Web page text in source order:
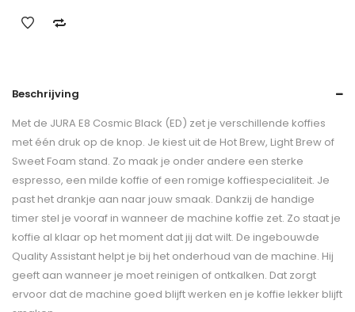
Beschrijving
Met de JURA E8 Cosmic Black (ED) zet je verschillende koffies
met één druk op de knop. Je kiest uit de Hot Brew, Light Brew of
Sweet Foam stand. Zo maak je onder andere een sterke
espresso, een milde koffie of een romige koffiespecialiteit. Je
past het drankje aan naar jouw smaak. Dankzij de handige
timer stel je vooraf in wanneer de machine koffie zet. Zo staat je
koffie al klaar op het moment dat jij dat wilt. De ingebouwde
Quality Assistant helpt je bij het onderhoud van de machine. Hij
geeft aan wanneer je moet reinigen of ontkalken. Dat zorgt
ervoor dat de machine goed blijft werken en je koffie lekker blijft